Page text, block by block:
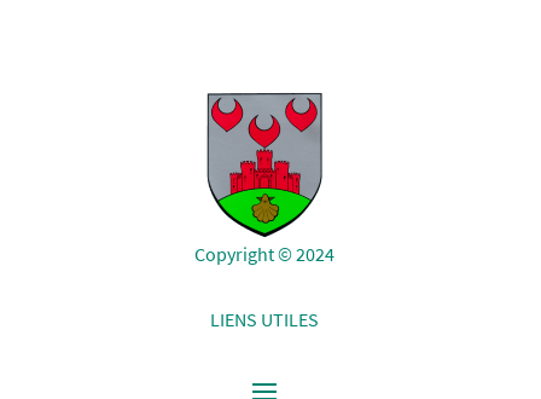
Copyright © 2024
LIENS UTILES